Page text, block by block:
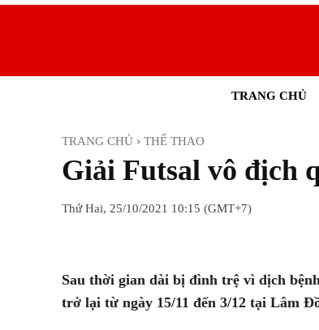
TRANG CHỦ
TRANG CHỦ THỂ THAO
Giải Futsal vô địch
Thứ Hai, 25/10/2021 10:15 (GMT+7)
Sau thời gian dài bị đình trệ vì dịch
trở lại từ ngày 15/11 đến 3/12 tại Lâm